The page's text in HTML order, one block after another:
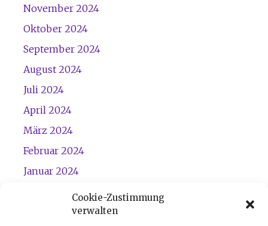
Cookie-Zustimmung
verwalten
November 2024
Oktober 2024
September 2024
August 2024
Juli 2024
April 2024
März 2024
Februar 2024
Januar 2024
Dezember 2023
November 2023